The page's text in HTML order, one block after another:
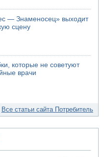
— Знаменосец» выходит
сцену
которые не советуют
врачи
Все статьи сайта Потребитель